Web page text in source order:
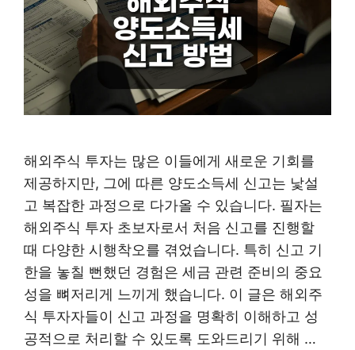
해외주식 투자는 많은 이들에게 새로운 기회를
제공하지만, 그에 따른 양도소득세 신고는 낯설
고 복잡한 과정으로 다가올 수 있습니다. 필자는
해외주식 투자 초보자로서 처음 신고를 진행할
때 다양한 시행착오를 겪었습니다. 특히 신고 기
한을 놓칠 뻔했던 경험은 세금 관련 준비의 중요
성을 뼈저리게 느끼게 했습니다. 이 글은 해외주
식 투자자들이 신고 과정을 명확히 이해하고 성
공적으로 처리할 수 있도록 도와드리기 위해 …